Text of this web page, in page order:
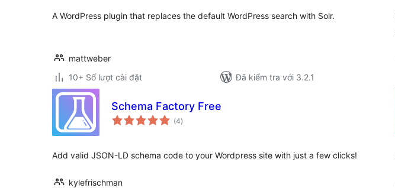
A WordPress plugin that replaces the default WordPress search with Solr.
mattweber
10+ Số lượt cài đặt
Đã kiểm tra với 3.2.1
Schema Factory Free
(4tổng
đánh
)
Add valid JSON-LD schema code to your Wordpress site with just a few clicks!
kylefrischman